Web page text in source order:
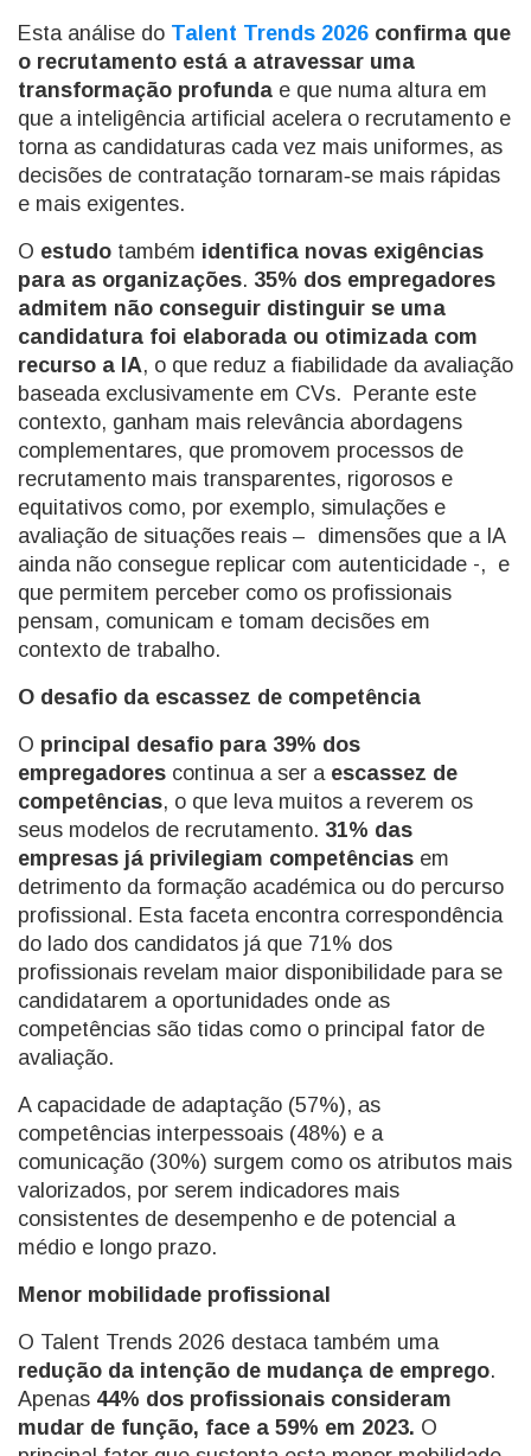
Esta análise do Talent Trends 2026 confirma que
o recrutamento está a atravessar uma
transformação profunda e que numa altura em
que a inteligência artificial acelera o recrutamento e
torna as candidaturas cada vez mais uniformes, as
decisões de contratação tornaram‑se mais rápidas
e mais exigentes.
O estudo também identifica novas exigências
para as organizações. 35% dos empregadores
admitem não conseguir distinguir se uma
candidatura foi elaborada ou otimizada com
recurso a IA, o que reduz a fiabilidade da avaliação
baseada exclusivamente em CVs. Perante este
contexto, ganham mais relevância abordagens
complementares, que promovem processos de
recrutamento mais transparentes, rigorosos e
equitativos como, por exemplo, simulações e
avaliação de situações reais – dimensões que a IA
ainda não consegue replicar com autenticidade -, e
que permitem perceber como os profissionais
pensam, comunicam e tomam decisões em
contexto de trabalho.
O desafio da escassez de competência
O principal desafio para 39% dos
empregadores continua a ser a escassez de
competências, o que leva muitos a reverem os
seus modelos de recrutamento. 31% das
empresas já privilegiam competências em
detrimento da formação académica ou do percurso
profissional. Esta faceta encontra correspondência
do lado dos candidatos já que 71% dos
profissionais revelam maior disponibilidade para se
candidatarem a oportunidades onde as
competências são tidas como o principal fator de
avaliação.
A capacidade de adaptação (57%), as
competências interpessoais (48%) e a
comunicação (30%) surgem como os atributos mais
valorizados, por serem indicadores mais
consistentes de desempenho e de potencial a
médio e longo prazo.
Menor mobilidade profissional
O Talent Trends 2026 destaca também uma
redução da intenção de mudança de emprego.
Apenas 44% dos profissionais consideram
mudar de função, face a 59% em 2023. O